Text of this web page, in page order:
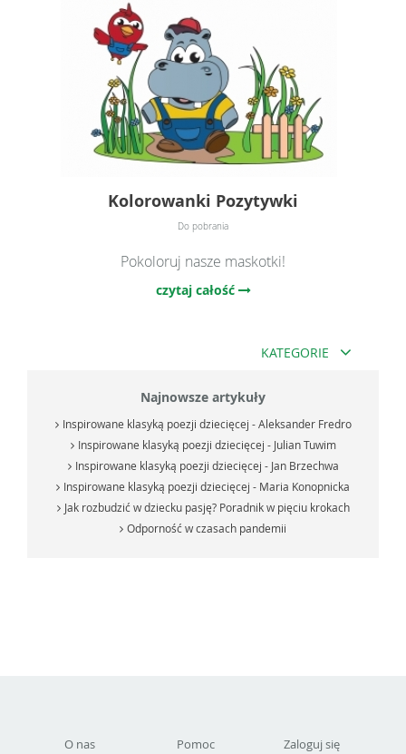
Kolorowanki Pozytywki
Do pobrania
Pokoloruj nasze maskotki!
czytaj całość
KATEGORIE
Najnowsze artykuły
Inspirowane klasyką poezji dziecięcej - Aleksander Fredro
Inspirowane klasyką poezji dziecięcej - Julian Tuwim
Inspirowane klasyką poezji dziecięcej - Jan Brzechwa
Inspirowane klasyką poezji dziecięcej - Maria Konopnicka
Jak rozbudzić w dziecku pasję? Poradnik w pięciu krokach
Odporność w czasach pandemii
O nas
Pomoc
Zaloguj się